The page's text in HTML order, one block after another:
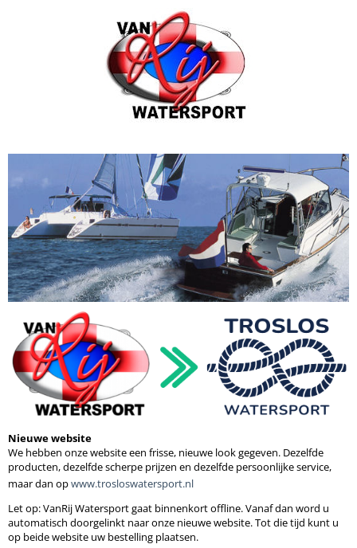
Nieuwe website
We hebben onze website een frisse, nieuwe look gegeven. Dezelfde
producten, dezelfde scherpe prijzen en dezelfde persoonlijke service,
maar dan opwww.trosloswatersport.nl
Let op: VanRij Watersport gaat binnenkortoffline. Vanaf dan word u
automatisch doorgelinkt naar onze nieuwe website. Tot die tijd kunt u
op beide website uw bestelling plaatsen.